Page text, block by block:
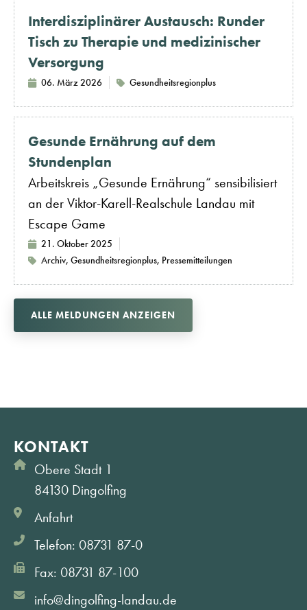
Interdisziplinärer Austausch: Runder
Tisch zu Therapie und medizinischer
Versorgung
06. März 2026 Gesundheitsregionplus
Gesunde Ernährung auf dem
Stundenplan
Arbeitskreis „Gesunde Ernährung“ sensibilisiert
an der Viktor-Karell-Realschule Landau mit
Escape Game
21. Oktober 2025
Archiv, Gesundheitsregionplus, Pressemitteilungen
ALLE MELDUNGEN ANZEIGEN
KONTAKT
Obere Stadt 1
84130 Dingolfing
Anfahrt
Telefon: 08731 87-0
Fax: 08731 87-100
info@dingolfing-landau.de